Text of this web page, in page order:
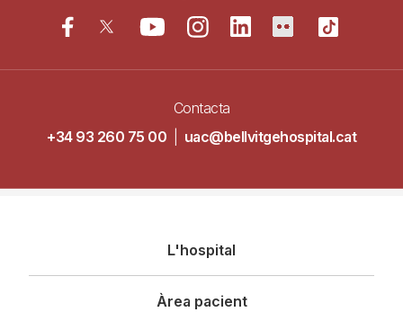
Contacta
+34 93 260 75 00
uac@bellvitgehospital.cat
principal
L'hospital
Àrea pacient